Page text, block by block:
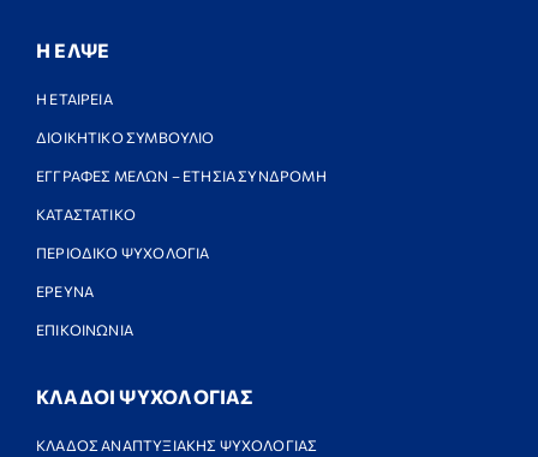
Η ΕΛΨΕ
Η ΕΤΑΙΡΕΙΑ
ΔΙΟΙΚΗΤΙΚΟ ΣΥΜΒΟΥΛΙΟ
ΕΓΓΡΑΦΕΣ ΜΕΛΩΝ – ΕΤΗΣΙΑ ΣΥΝΔΡΟΜΗ
ΚΑΤΑΣΤΑΤΙΚΟ
ΠΕΡΙΟΔΙΚΟ ΨΥΧΟΛΟΓΙΑ
ΕΡΕΥΝΑ
ΕΠΙΚΟΙΝΩΝΙΑ
ΚΛΑΔΟΙ ΨΥΧΟΛΟΓΙΑΣ
ΚΛΑΔΟΣ ΑΝΑΠΤΥΞΙΑΚΗΣ ΨΥΧΟΛΟΓΙΑΣ